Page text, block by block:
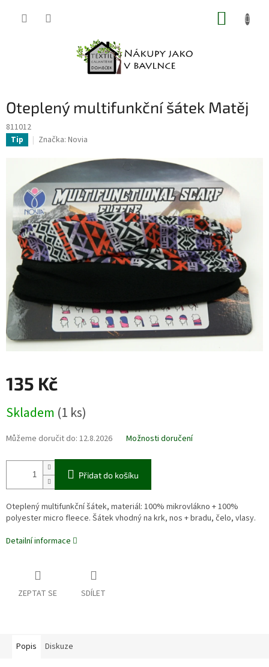
Oteplený multifunkční šátek Matěj
811012
Tip Značka: Novia
135 Kč
cena:
Skladem (1 ks)
Můžeme doručit do: 12.8.2026 Možnosti doručení
Přidat do košíku
Oteplený multifunkční šátek, materiál: 100% mikrovlákno + 100%
polyester micro fleece. Šátek vhodný na krk, nos + bradu, čelo, vlasy.
Detailní informace
ZEPTAT SE SDÍLET
Popis Diskuze